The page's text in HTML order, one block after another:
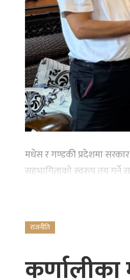
मधेस र गण्डकी प्रदेशमा
सहभागिताको स्वरुप तय गर्ने
राजनीति
कर्णालीका